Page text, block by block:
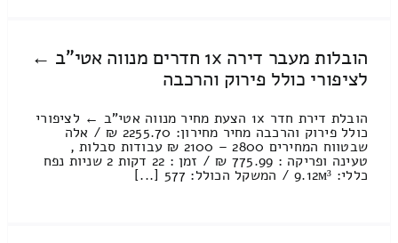
הובלות מעבר דירה 1x חדרים מנווה אטי"ב ←
לציפורי כולל פירוק והרכבה
הובלת דירת חדר 1x הצעת מחיר מנווה אטי"ב ← לציפורי
כולל פירוק והרכבה מחיר מחירון: 2255.70 ₪ / אלה
שבטווח המחירים 2800 – 2100 ₪ עבודות סבלות ,
טעינה ופריקה : 775.99 ₪ / זמן : 22 דקות 2 שניות נפח
כללי: 9.12м³ / המשקל הכולל: 577 [...]